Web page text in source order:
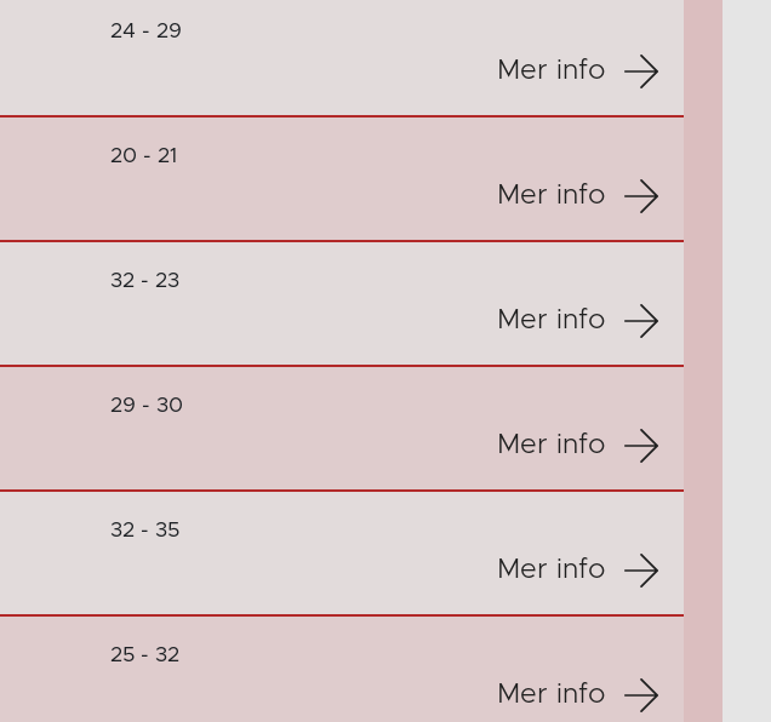
24 - 29
Mer info
20 - 21
Mer info
32 - 23
Mer info
29 - 30
Mer info
32 - 35
Mer info
25 - 32
Mer info